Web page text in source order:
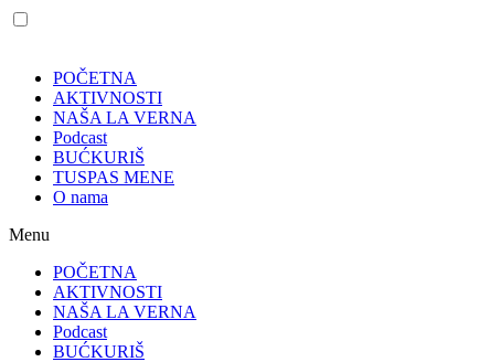
POČETNA
AKTIVNOSTI
NAŠA LA VERNA
Podcast
BUĆKURIŠ
TUSPAS MENE
O nama
Menu
POČETNA
AKTIVNOSTI
NAŠA LA VERNA
Podcast
BUĆKURIŠ